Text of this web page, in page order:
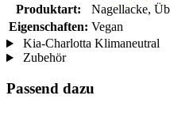
Produktart:
Nagellacke,
Eigenschaften: Vegan
Kia-Charlotta Klimaneutral
Zubehör
Passend dazu